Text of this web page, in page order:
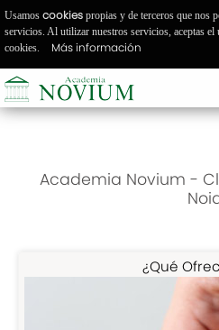
Academia Novium -
¿Qué
Usamos cookies propias y de terceros que nos
servicios. Al utilizar nuestros servicios, aceptas el
cookies.
Más información